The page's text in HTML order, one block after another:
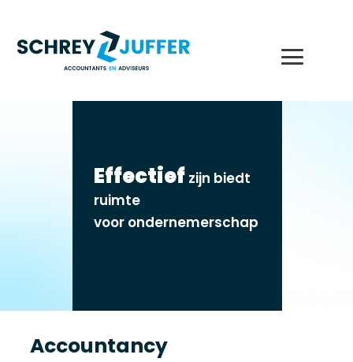
Effectief zijn biedt
ruimte
voor ondernemerschap
Accountancy